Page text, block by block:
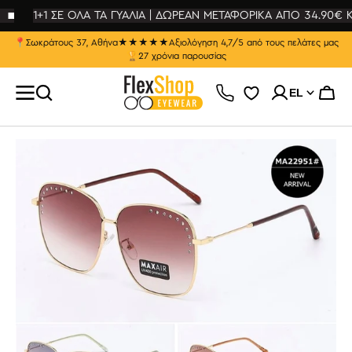
1+1 ΣΕ ΟΛΑ ΤΑ ΓΥΑΛΙΑ | ΔΩΡΕΑΝ ΜΕΤΑΦΟΡΙΚΑ ΑΠΟ 34.90€
📍 Σωκράτους 37, Αθήνα★★★★★Αξιολόγηση 4,7/5 από τους πελάτες μας
🏆 27 χρόνια παρουσίας
EL